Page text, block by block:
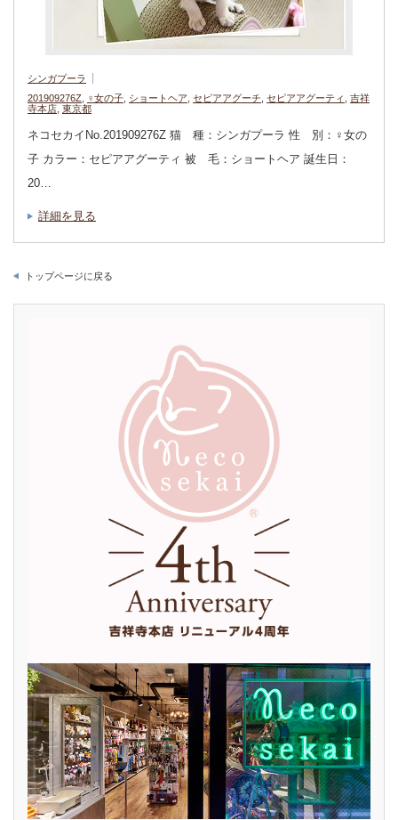
シンガプーラ
201909276Z
♀女の子 ショートヘア セピアアグーチ セピアアグーティ
吉祥
寺本店 東京都
ネコセカイNo.201909276Z 猫 種：シンガプーラ 性 別：♀女の
子 カラー：セピアアグーティ 被 毛：ショートヘア 誕生日：
20…
詳細を見る
トップページに戻る